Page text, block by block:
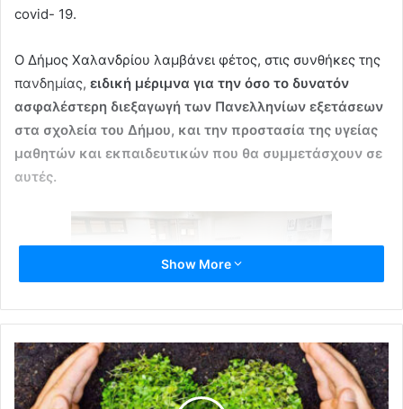
covid- 19.
Ο Δήμος Χαλανδρίου λαμβάνει φέτος, στις συνθήκες της
πανδημίας, ειδική μέριμνα για την όσο το δυνατόν
ασφαλέστερη διεξαγωγή των Πανελληνίων εξετάσεων
στα σχολεία του Δήμου, και την προστασία της υγείας
μαθητών και εκπαιδευτικών που θα συμμετάσχουν σε
αυτές.
Show More